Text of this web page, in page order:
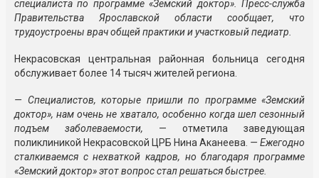
специалиста по программе «Земский доктор». Пресс-служба
Правительства Ярославской области сообщает, что
трудоустроены врач общей практики и участковый педиатр.
Некрасовская центральная районная больница сегодня
обслуживает более 14 тысяч жителей региона.
— Специалистов, которые пришли по программе «Земский
доктор», нам очень не хватало, особенно когда шел сезонный
подъем заболеваемости, — отметила заведующая
поликлиникой Некрасовской ЦРБ Нина Аканеева. — Ежегодно
сталкиваемся с нехваткой кадров, но благодаря программе
«Земский доктор» этот вопрос стал решаться быстрее.